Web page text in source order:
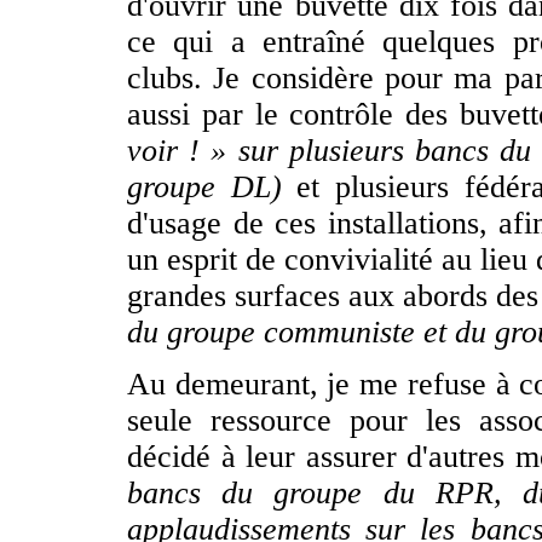
ce qui a entraîné quelques
clubs. Je considère pour ma
aussi par le contrôle des
voir ! » sur plusieurs bancs
groupe DL) et plusieurs
d'usage de ces installations,
un esprit de convivialité au lieu
grandes surfaces aux abords
du groupe communiste et du
Au demeurant, je me refuse à
seule ressource pour les
décidé à leur assurer d'autres
bancs du groupe du RPR,
applaudissements sur les